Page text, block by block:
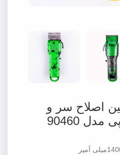
اصلاح سر و
90460